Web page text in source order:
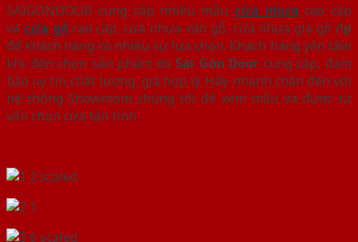
SAIGONDOOR cung cấp nhiều mẫu cửa nhựa cao cấp
và cửa gỗcao cấp, cửa nhựa vân gỗ, cửa nhựa giả gỗ đẹp
để khách hàng có nhiều sự lựa chọn. Khách hàng yên tâm
khi đến chọn sản phẩm do Sài Gòn Door cung cấp, đảm
bảo uy tín chất lượng, giá hợp lý. Hãy nhanh chân đến với
hệ thống Showroom chúng tôi để xem mẫu và được tư
vấn chọn cửa tận tình.